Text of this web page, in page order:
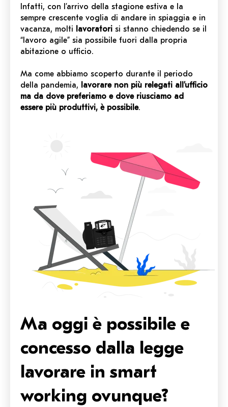
Infatti, con l’arrivo della stagione estiva e la
sempre crescente voglia di andare in spiaggia e in
vacanza, molti
lavoratori si stanno chiedendo se il
“lavoro agile” sia possibile fuori dalla propria
abitazione o ufficio.
Ma come abbiamo scoperto durante il periodo
della pandemia,
lavorare non più relegati all’ufficio
ma da dove preferiamo e dove riusciamo ad
essere più produttivi, è possibile.
Ma oggi è possibile e
concesso dalla legge
lavorare in smart
working ovunque?